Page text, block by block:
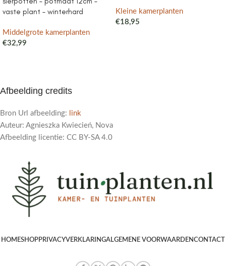
vaste plant – winterhard
Middelgrote kamerplanten
€32,99
Kleine kamerplanten
€18,95
Afbeelding credits
Bron Url afbeelding:
link
Auteur: Agnieszka Kwiecień, Nova
Afbeelding licentie: CC BY-SA 4.0
HOMESHOPPRIVACYVERKLARINGALGEMENE VOORWAARDENCONTACT